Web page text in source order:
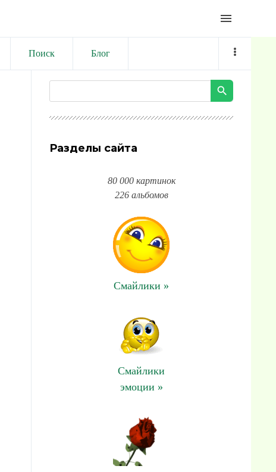
menu
Поиск Блог
Разделы сайта
80 000 картинок
226 альбомов
Смайлики »
Смайлики
эмоции »